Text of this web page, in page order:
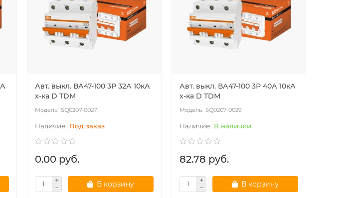
Авт. выкл. ВА47-100 3Р 32А 10кА
х-ка D TDM
SQ0207-0027
Под заказ
0.00 руб.
В корзину
Авт. выкл. ВА47-100 3Р 40А 10кА
х-ка D TDM
SQ0207-0029
В наличии
82.78 руб.
В корзину